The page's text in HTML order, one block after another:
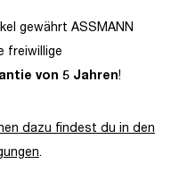
gewährt ASSMANN
freiwillige
von 5 Jahren!
dazu findest du in den
.